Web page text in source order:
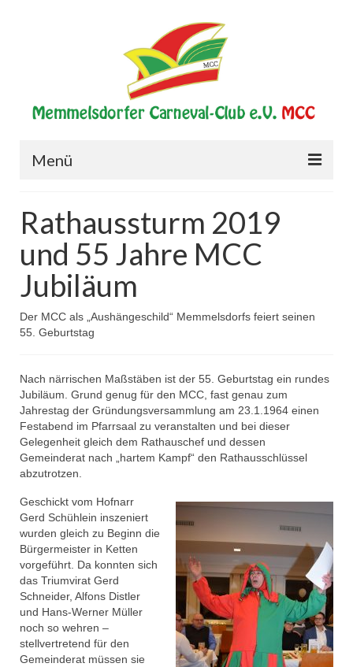
Menü
Verein
Historie
Vorstand
Elferrat
Garden
Trainerteam
Funkenmariechen
Tanzmäuse
Bambinis
Kindergarde
Jugendgarde
Prinzengarde
Rathaussturm 2019
und 55 Jahre MCC
Jubiläum
Der MCC als „Aushängeschild“ Memmelsdorfs feiert seinen
55. Geburtstag
Nach närrischen Maßstäben ist der 55. Geburtstag ein rundes
Jubiläum. Grund genug für den MCC, fast genau zum
Jahrestag der Gründungsversammlung am 23.1.1964 einen
Festabend im Pfarrsaal zu veranstalten und bei dieser
Gelegenheit gleich dem Rathauschef und dessen
Gemeinderat nach „hartem Kampf“ den Rathausschlüssel
abzutrotzen.
Geschickt vom Hofnarr
Gerd Schühlein inszeniert
wurden gleich zu Beginn die
Bürgermeister in Ketten
vorgeführt. Da konnten sich
das Triumvirat Gerd
Schneider, Alfons Distler
und Hans-Werner Müller
noch so wehren –
stellvertretend für den
Gemeinderat müssen sie